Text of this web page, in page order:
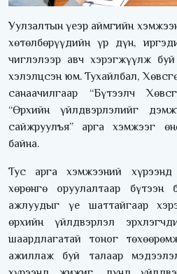
Уулзалтын үеэр аймгийн
хөтөлбөрүүдийн үр дүн,
чиглэлээр авч хэрэгжүүлж
хэлэлцсэн юм. Тухайлбал,
санаачилгаар “Бүтээлч
“Өрхийн үйлдвэрлэлийг
сайжруулъя” арга хэмжээг
байна.
Тус арга хэмжээний
хөрөнгө оруулалтаар бүтээн
ажлуудыг үе шаттайгаар
өрхийн үйлдвэрлэл
шаардлагатай тоног
ажиллаж буй талаар